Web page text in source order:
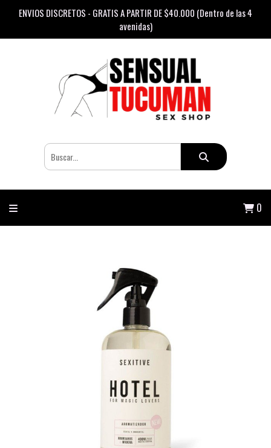
ENVIOS DISCRETOS - GRATIS A PARTIR DE $40.000 (Dentro de las 4
avenidas)
0